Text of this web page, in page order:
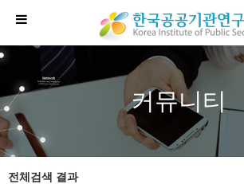
커뮤니티
전체검색 결과